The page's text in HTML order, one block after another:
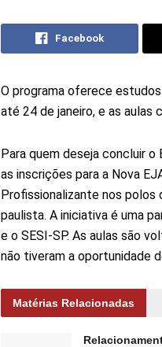
Facebook
O programa oferece
até 24 de janeiro, e as aulas
Para quem deseja concluir o
as inscrições para a Nova
Profissionalizante nos polos
paulista. A iniciativa é uma
e o SESI-SP. As aulas são
não tiveram a oportunidade
Matérias Relacionadas